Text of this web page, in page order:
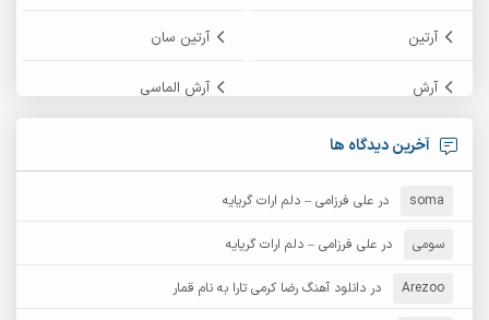
آرتین آرتین سان
آرش آرش الماسی
آرش امامی
آرش عثمان
آرش مبهم آرش مستشیری
آخرین دیدگاه ها
soma در علی فرزامی – دلم ارات گریایه
سومی در علی فرزامی – دلم ارات گریایه
Arezoo در دانلود آهنگ رضا کرمی تارا به نام قمار